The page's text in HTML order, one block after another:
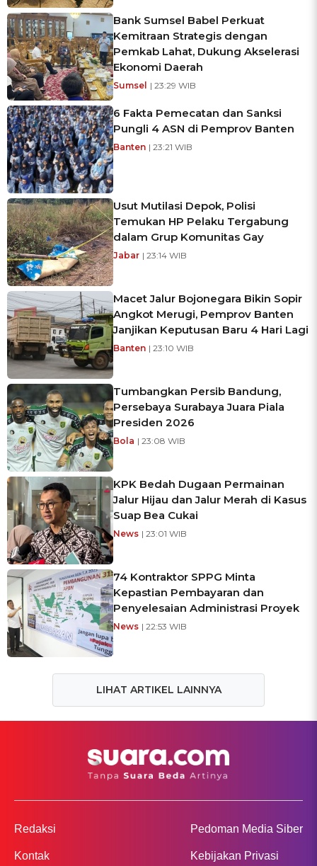
Bank Sumsel Babel Perkuat
Kemitraan Strategis dengan
Pemkab Lahat, Dukung Akselerasi
Ekonomi Daerah
Sumsel | 23:29 WIB
6 Fakta Pemecatan dan Sanksi
Pungli 4 ASN di Pemprov Banten
Banten | 23:21 WIB
Usut Mutilasi Depok, Polisi
Temukan HP Pelaku Tergabung
dalam Grup Komunitas Gay
Jabar | 23:14 WIB
Macet Jalur Bojonegara Bikin Sopir
Angkot Merugi, Pemprov Banten
Janjikan Keputusan Baru 4 Hari Lagi
Banten | 23:10 WIB
Tumbangkan Persib Bandung,
Persebaya Surabaya Juara Piala
Presiden 2026
Bola | 23:08 WIB
KPK Bedah Dugaan Permainan
Jalur Hijau dan Jalur Merah di Kasus
Suap Bea Cukai
News | 23:01 WIB
74 Kontraktor SPPG Minta
Kepastian Pembayaran dan
Penyelesaian Administrasi Proyek
News | 22:53 WIB
LIHAT ARTIKEL LAINNYA
Redaksi
Kontak
Pedoman Media Siber
Kebijakan Privasi